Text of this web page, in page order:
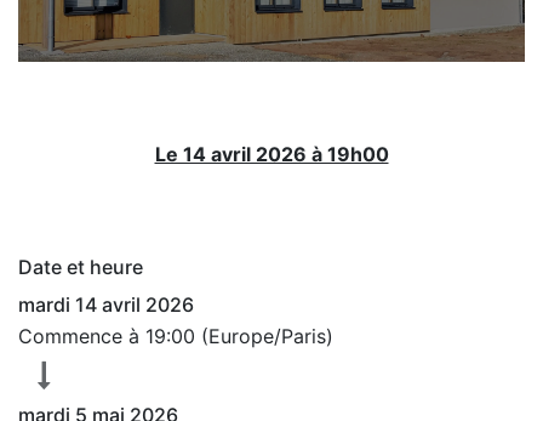
Le 14 avril 2026 à 19h00
Date et heure
mardi 14 avril 2026
Commence à 19:00 (Europe/Paris)
mardi 5 mai 2026